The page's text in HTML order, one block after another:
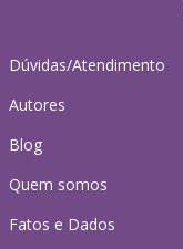
Dúvidas/Atendimento
Autores
Blog
Quem somos
Fatos e Dados